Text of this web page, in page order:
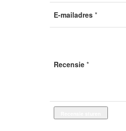
E-mailadres *
Recensie *